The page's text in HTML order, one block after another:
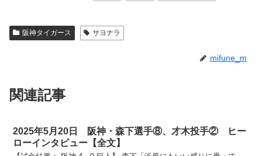
阪神タイガース サヨナラ
mifune_m
関連記事
2025年5月20日 阪神・森下選手⑧、才木投手② ヒー
ローインタビュー【全文】